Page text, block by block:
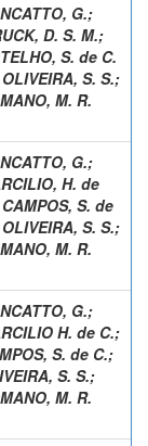
G.;
D. S. M.;
S. de C.
OLIVEIRA, S. S.;
M. R.
G.;
H. de
CAMPOS, S. de
OLIVEIRA, S. S.;
M. R.
G.;
H. de C.;
S. de C.;
S. S.;
M. R.